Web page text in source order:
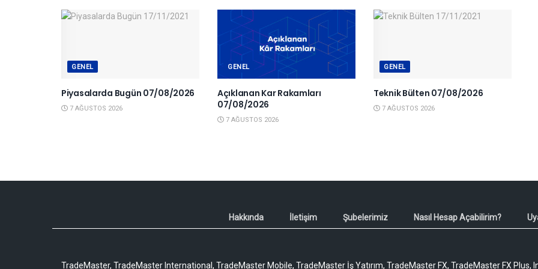
GENEL
Piyasalarda Bugün 07/08/2026
7 AĞUSTOS 2026
GENEL
Açıklanan Kar Rakamları
07/08/2026
7 AĞUSTOS 2026
GENEL
Teknik Bülten 07/08/2026
7 AĞUSTOS 2026
Hakkında İletişim Şubelerimiz Nasıl Hesap Açabilirim?
TradeMaster, TradeMaster International, TradeMaster Mobile, TradeMaster İş Yatırım, TradeMaster FX, TradeMaster FX Plus,